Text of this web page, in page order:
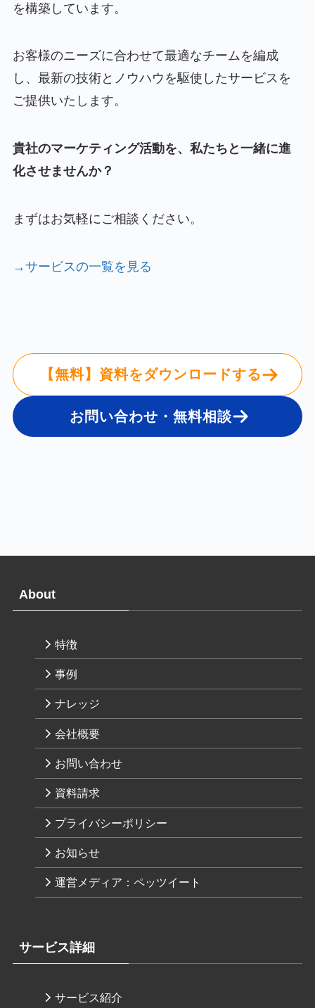
を構築しています。
お客様のニーズに合わせて最適なチームを編成
し、最新の技術とノウハウを駆使したサービスを
ご提供いたします。
貴社のマーケティング活動を、私たちと一緒に進
化させませんか？
まずはお気軽にご相談ください。
→サービスの一覧を見る
【無料】資料をダウンロードする
お問い合わせ・無料相談
About
特徴
事例
ナレッジ
会社概要
お問い合わせ
資料請求
プライバシーポリシー
お知らせ
運営メディア：ペッツイート
サービス詳細
サービス紹介